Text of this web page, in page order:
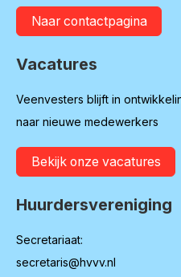
Naar contactpagina
Vacatures
Veenvesters blijft in
naar nieuwe medewerkers
Bekijk onze vacatures
Huurdersvereniging
Secretariaat:
secretaris@hvvv.nl